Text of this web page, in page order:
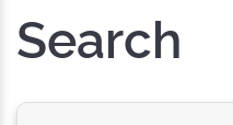
Search